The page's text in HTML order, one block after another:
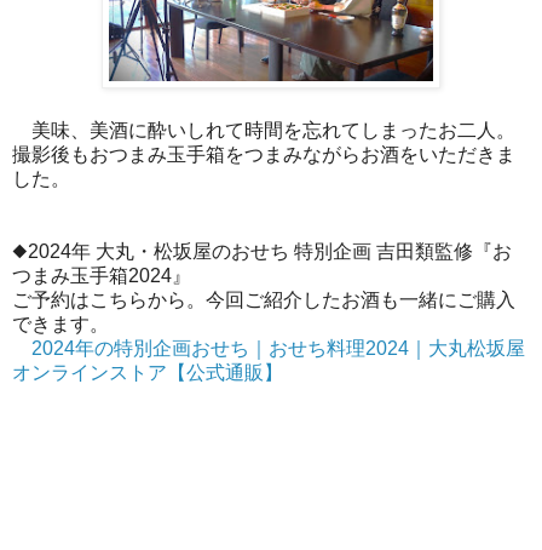
美味、美酒に酔いしれて時間を忘れてしまったお二人。
撮影後もおつまみ玉手箱をつまみながらお酒をいただきま
した。
◆2024年 大丸・松坂屋のおせち 特別企画 吉田類監修『お
つまみ玉手箱2024』
ご予約はこちらから。今回ご紹介したお酒も一緒にご購入
できます。
2024年の特別企画おせち｜おせち料理2024｜大丸松坂屋
オンラインストア【公式通販】